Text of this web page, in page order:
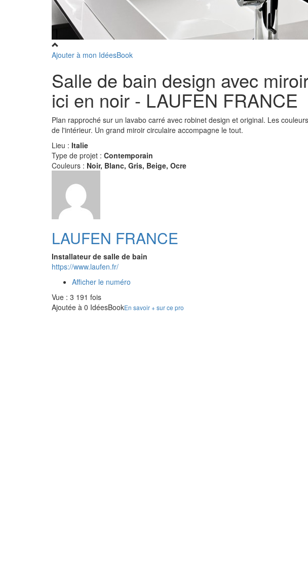
Ajouter à mon IdéesBook
Salle de bain design avec
ici en noir - LAUFEN FRANCE
Plan rapproché sur un lavabo carré avec robinet design et original. Les
de l'intérieur. Un grand miroir circulaire accompagne le tout.
Lieu : Italie
Type de projet : Contemporain
Couleurs : Noir, Blanc, Gris, Beige, Ocre
LAUFEN FRANCE
Installateur de salle de bain
https://www.laufen.fr/
Afficher le numéro
Vue : 3 191 fois
Ajoutée à 0 IdéesBookEn savoir + sur ce pro